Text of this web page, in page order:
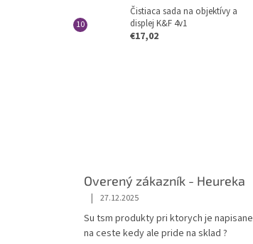
Čistiaca sada na objektívy a
displej K&F 4v1
€17,02
Overený zákazník - Heureka
| 27.12.2025
Su tsm produkty pri ktorych je napisane
na ceste kedy ale pride na sklad ?